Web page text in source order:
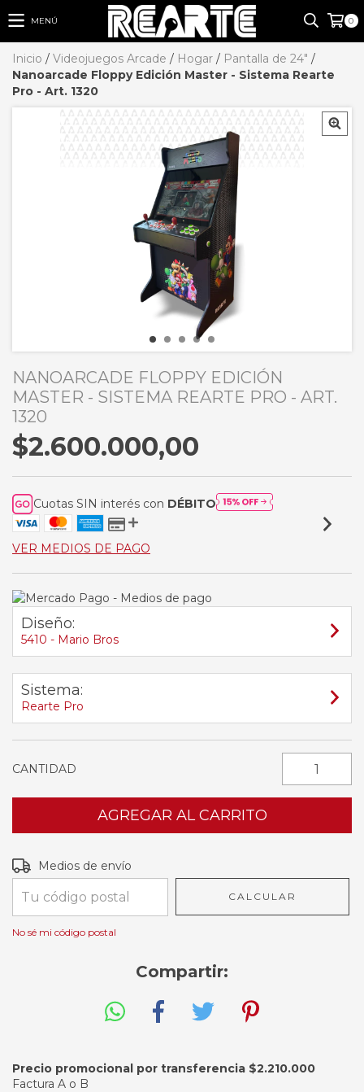
MENÚ 0
Inicio / Videojuegos Arcade / Hogar / Pantalla de 24" /
Nanoarcade Floppy Edición Master - Sistema Rearte
Pro - Art. 1320
NANOARCADE FLOPPY EDICIÓN
MASTER - SISTEMA REARTE PRO - ART.
1320
$2.600.000,00
Cuotas SIN interés con DÉBITO
VER MEDIOS DE PAGO
Diseño:
5410 - Mario Bros
Sistema:
Rearte Pro
CANTIDAD
Entregas para el CP:
Medios de envío
CALCULAR
No sé mi código postal
Compartir:
Precio promocional por transferencia $2.210.000
Factura A o B